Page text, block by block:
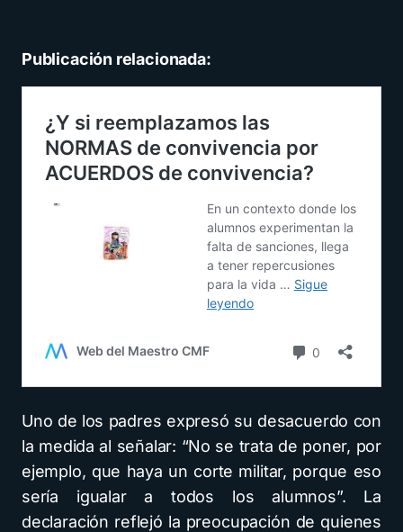
Publicación relacionada:
Uno de los padres expresó su desacuerdo con
la medida al señalar: “No se trata de poner, por
ejemplo, que haya un corte militar, porque eso
sería igualar a todos los alumnos”. La
declaración reflejó la preocupación de quienes